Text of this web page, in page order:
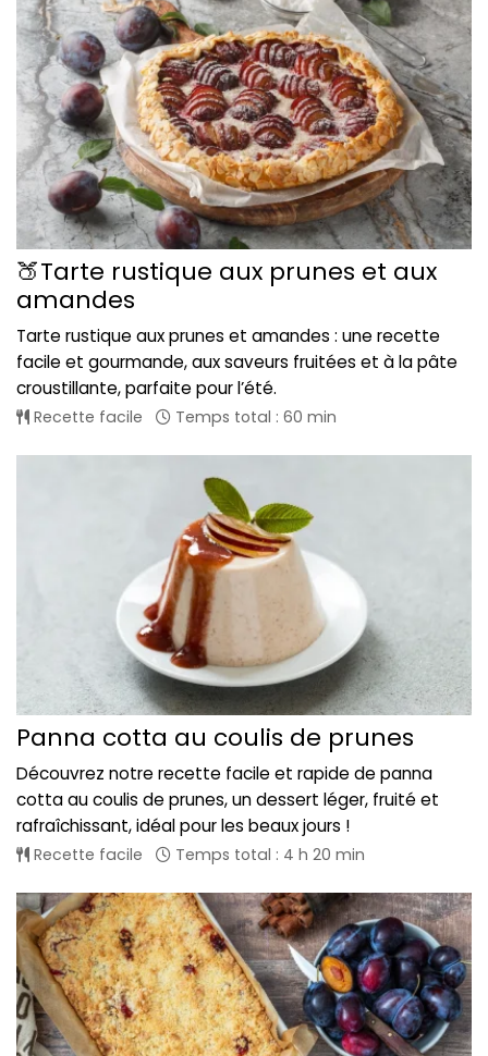
🍑Tarte rustique aux prunes et aux
amandes
Tarte rustique aux prunes et amandes : une recette
facile et gourmande, aux saveurs fruitées et à la pâte
croustillante, parfaite pour l’été.
Recette facile Temps total : 60 min
Panna cotta au coulis de prunes
Découvrez notre recette facile et rapide de panna
cotta au coulis de prunes, un dessert léger, fruité et
rafraîchissant, idéal pour les beaux jours !
Recette facile Temps total : 4 h 20 min